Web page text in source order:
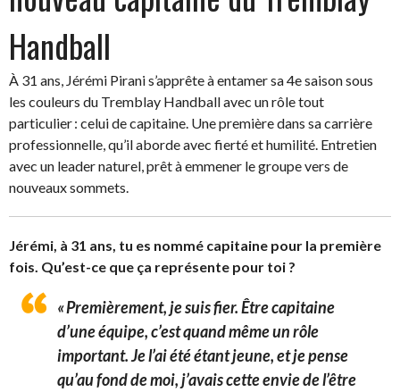
Handball
À 31 ans, Jérémi Pirani s’apprête à entamer sa 4e saison sous
les couleurs du Tremblay Handball avec un rôle tout
particulier : celui de capitaine. Une première dans sa carrière
professionnelle, qu’il aborde avec fierté et humilité. Entretien
avec un leader naturel, prêt à emmener le groupe vers de
nouveaux sommets.
Jérémi, à 31 ans, tu es nommé capitaine pour la première
fois. Qu’est-ce que ça représente pour toi ?
« Premièrement, je suis fier. Être capitaine
d’une équipe, c’est quand même un rôle
important. Je l’ai été étant jeune, et je pense
qu’au fond de moi, j’avais cette envie de l’être